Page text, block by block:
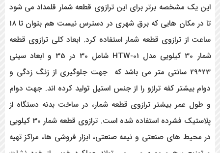
این یک مشخصه برتر برای این ترازوی قطعه شمار قلمداد می شود
تا در مکان هایی که برق شهری در دسترس نیست هم بتوان تا 18
ساعت از ترازوی قطعه شمار استفاده کرد. ابعاد کلی ترازوی قطعه
شمار 30 کیلویی مدل HTW-01 شامل 30 در 35 و ابعاد سینی
23*29 سانتی متر می باشد که جهت جلوگیری از زنگ زدگی و
دوام بیشتر کفه ترازو را از جنس استیل تولید کرده اند. جهت دوام
و طول عمر بیشتر ترازوی قطعه شمار، در ساخت بدنه دستگاه از
پلاستیک فشرده استفاده شده است. ترازوی قطعه شمار 30 کیلویی
در محیط های صنعتی و نیمه صنعتی، ابزار فروشی ها، مراکز تهیه